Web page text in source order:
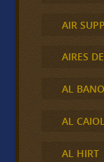
AIR
AIRES
AL BANO
AL
AL HIRT